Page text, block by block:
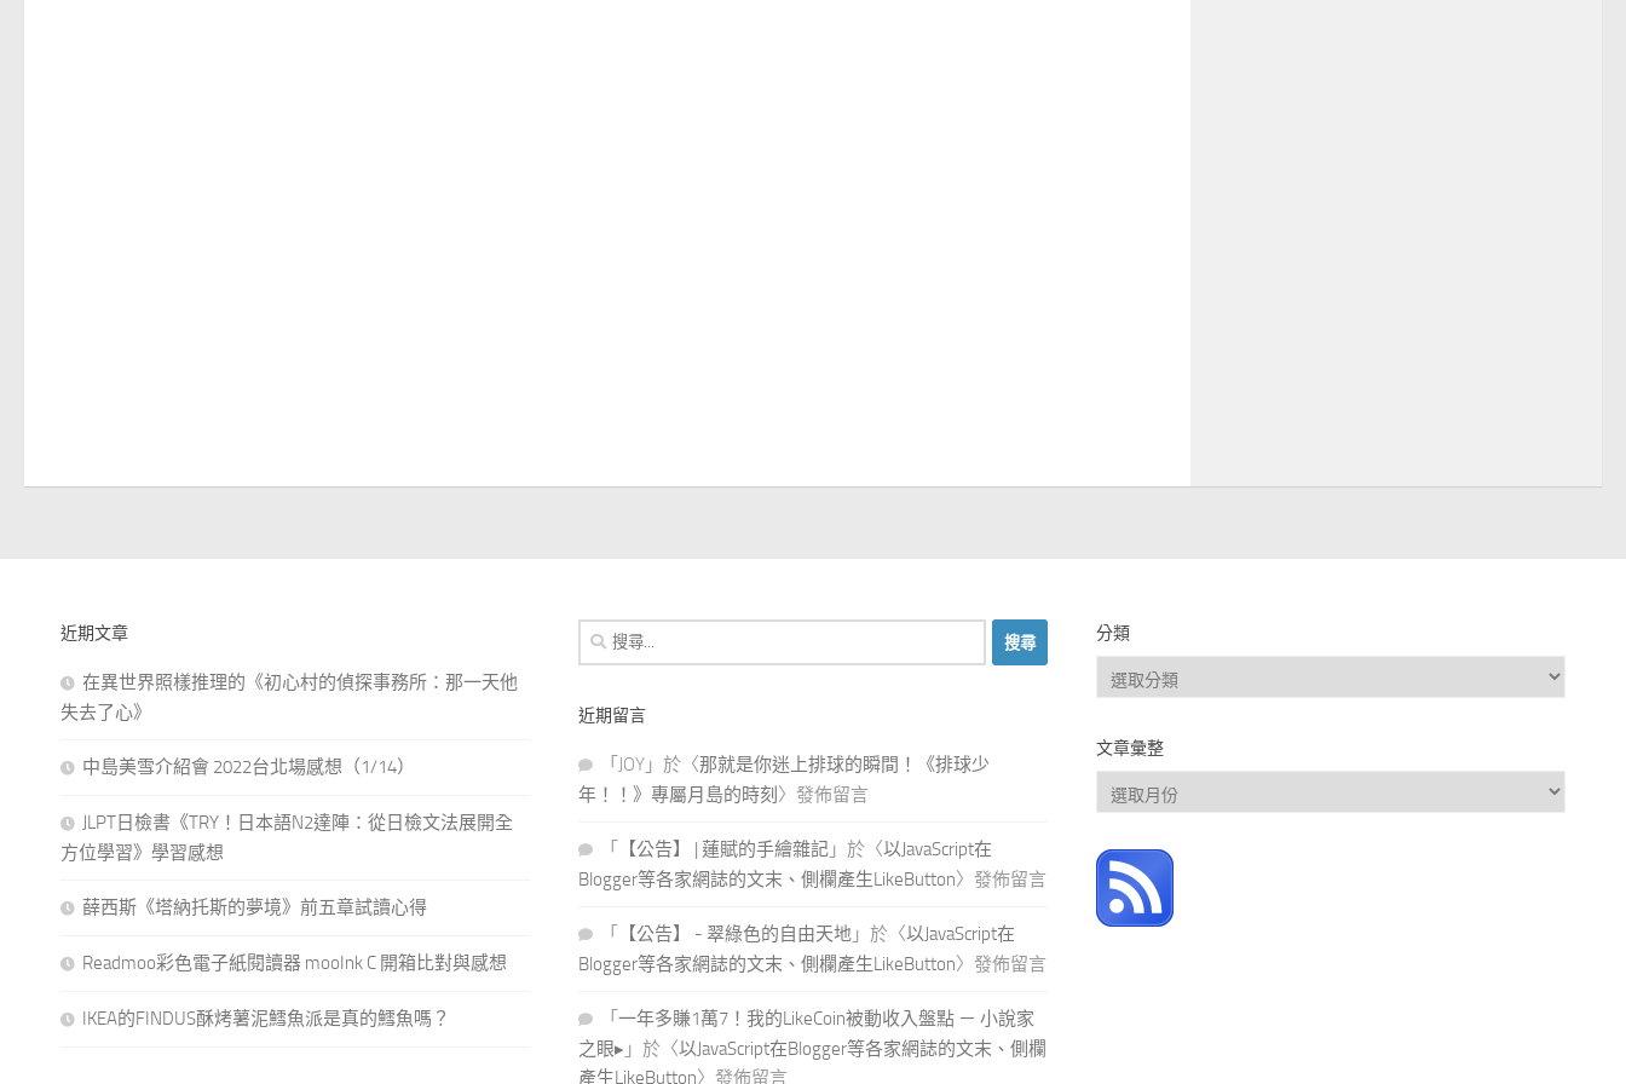
近期文章
在異世界照樣推理的《初心村的偵探事務所：那一天他
失去了心》
中島美雪介紹會 2022台北場感想（1/14）
JLPT日檢書《TRY！日本語N2達陣：從日檢文法展開全
方位學習》學習感想
薛西斯《塔納托斯的夢境》前五章試讀心得
Readmoo彩色電子紙閱讀器 mooInk C 開箱比對與感想
IKEA的FINDUS酥烤薯泥鱈魚派是真的鱈魚嗎？
搜
尋
鍵
近期留言
「 JOY」於〈那就是你迷上排球的瞬間！《排球少
年！！》專屬月島的時刻 〉發佈留言
「 【公告】 | 蓮賦的手繪雜記」於〈以JavaScript在
Blogger等各家網誌的文末、側欄產生LikeButton〉發佈留言
「 【公告】 - 翠綠色的自由天地」於〈以JavaScript在
Blogger等各家網誌的文末、側欄產生LikeButton〉發佈留言
「 一年多賺1萬7！我的LikeCoin被動收入盤點 － 小說家
之眼▸ 」於〈以JavaScript在Blogger等各家網誌的文末、側欄
產生LikeButton〉發佈留言
分類
分
類
文章彙整
文
章
整